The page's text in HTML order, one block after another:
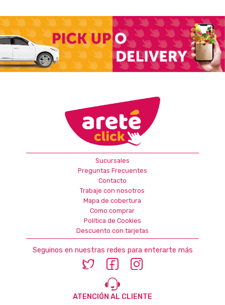
Sucursales
Preguntas Frecuentes
Contacto
Trabaje con nosotros
Mapa de cobertura
Como comprar
Política de Cookies
Descuento con tarjetas
Seguinos en nuestras redes para enterarte más
ATENCIÓN AL CLIENTE